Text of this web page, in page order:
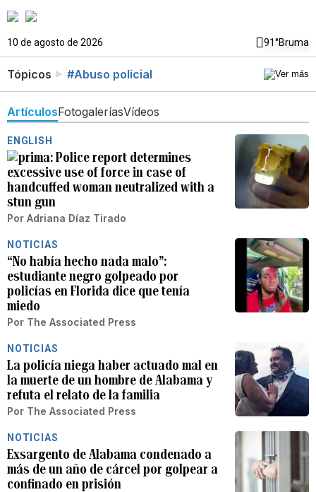
10 de agosto de 2026 91°Bruma
Tópicos #Abuso policial
ArtículosFotogaleríasVídeos
ENGLISH
Police report determines
excessive use of force in case of
handcuffed woman neutralized with a
stun gun
Por Adriana Díaz Tirado
NOTICIAS
“No había hecho nada malo”:
estudiante negro golpeado por
policías en Florida dice que tenía
miedo
Por The Associated Press
NOTICIAS
La policía niega haber actuado mal en
la muerte de un hombre de Alabama y
refuta el relato de la familia
Por The Associated Press
NOTICIAS
Exsargento de Alabama condenado a
más de un año de cárcel por golpear a
confinado en prisión